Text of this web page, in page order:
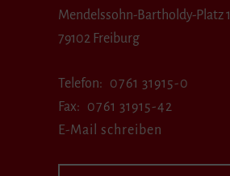
Mendelssohn-Bartholdy-Platz 1
79102 Freiburg
Telefon
0761 31915-0
Fax
0761 31915-42
E-Mail schreiben